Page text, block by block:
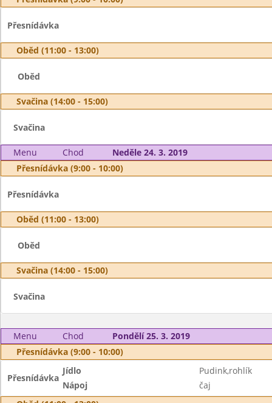
Přesnídávka
Oběd (11:00 - 13:00)
Oběd
Svačina (14:00 - 15:00)
Svačina
Menu Chod
Neděle 24. 3. 2019
Přesnídávka (9:00 - 10:00)
Přesnídávka
Oběd (11:00 - 13:00)
Oběd
Svačina (14:00 - 15:00)
Svačina
Menu Chod
Pondělí 25. 3. 2019
Přesnídávka (9:00 - 10:00)
Přesnídávka
Jídlo
Pudink,rohlík
Nápoj
čaj